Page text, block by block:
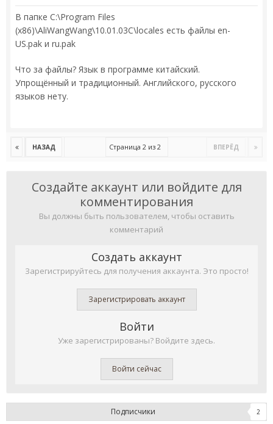
В папке C:\Program Files
(x86)\AliWangWang\10.01.03C\locales есть файлы en-
US.pak и ru.pak
Что за файлы? Язык в программе китайский.
Упрощённый и традиционный. Английского, русского
языков нету.
НАЗАД ВПЕРЁД
Страница 2 из 2
Создайте аккаунт или войдите для
комментирования
Вы должны быть пользователем, чтобы оставить
комментарий
Создать аккаунт
Зарегистрируйтесь для получения аккаунта. Это просто!
Зарегистрировать аккаунт
Войти
Уже зарегистрированы? Войдите здесь.
Войти сейчас
Подписчики 2